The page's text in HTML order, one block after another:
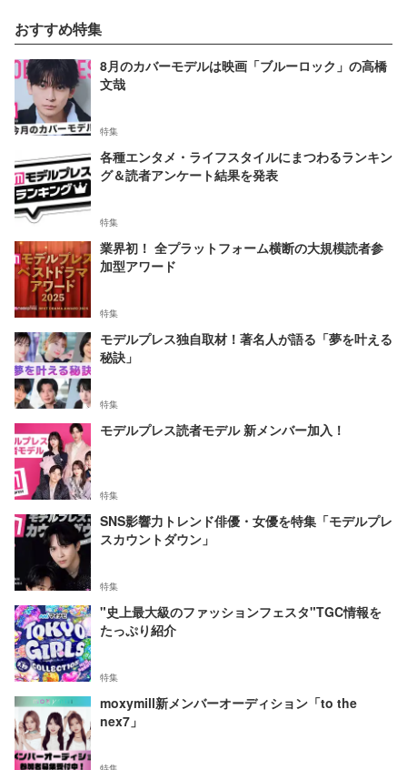
おすすめ特集
8月のカバーモデルは映画「ブルーロック」の高橋
文哉
特集
各種エンタメ・ライフスタイルにまつわるランキン
グ＆読者アンケート結果を発表
特集
業界初！ 全プラットフォーム横断の大規模読者参
加型アワード
特集
モデルプレス独自取材！著名人が語る「夢を叶える
秘訣」
特集
モデルプレス読者モデル 新メンバー加入！
特集
SNS影響力トレンド俳優・女優を特集「モデルプレ
スカウントダウン」
特集
"史上最大級のファッションフェスタ"TGC情報を
たっぷり紹介
特集
moxymill新メンバーオーディション「to the
nex7」